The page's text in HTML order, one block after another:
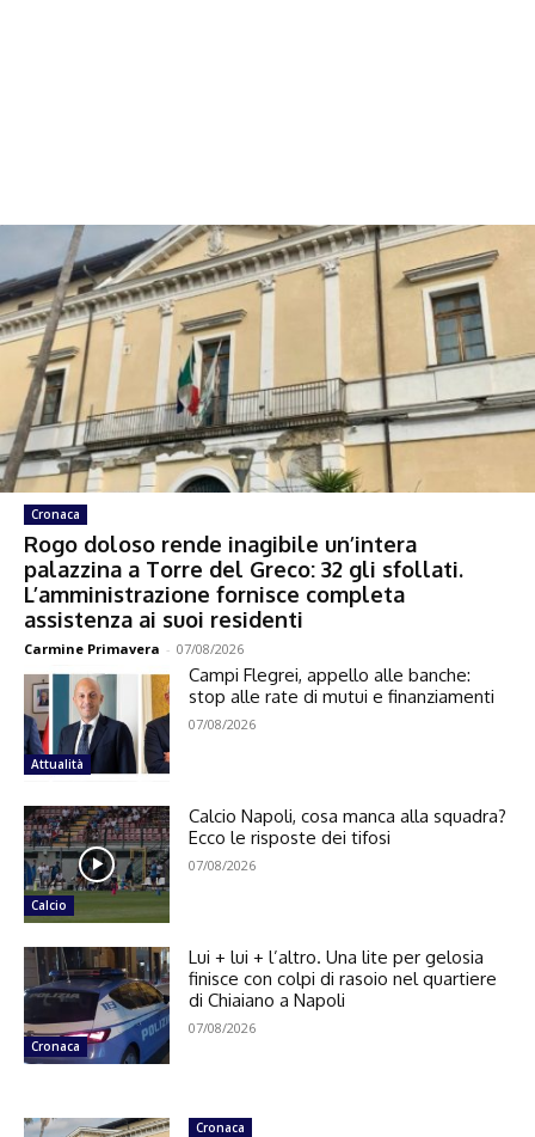
Cronaca
Rogo doloso rende inagibile un’intera
palazzina a Torre del Greco: 32 gli sfollati.
L’amministrazione fornisce completa
assistenza ai suoi residenti
Carmine Primavera - 07/08/2026
Attualità
Campi Flegrei, appello alle banche:
stop alle rate di mutui e finanziamenti
07/08/2026
Calcio
Calcio Napoli, cosa manca alla squadra?
Ecco le risposte dei tifosi
07/08/2026
Cronaca
Lui + lui + l’altro. Una lite per gelosia
finisce con colpi di rasoio nel quartiere
di Chiaiano a Napoli
07/08/2026
Cronaca